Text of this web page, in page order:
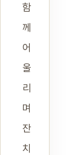
함
께
어
울
리
며
잔
치